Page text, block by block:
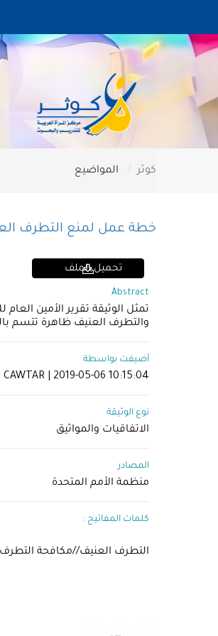
كوثر المواضيع
خطة عمل لمنع التطرف
تحميل الملف
Abstract
تمثل الوثيقة تقرير الأمين
والتطرف العنيف ظاهرة تتسم
أضيفت بواسطة
CAWTAR | 2019-05-06 10:15:04
نوع الوثيقة
الاتفاقيات والمواثيق
المصادر
منظمة الأمم المتحدة
كلمات المفاتيح :
​التطرف العنيف//مكافحة